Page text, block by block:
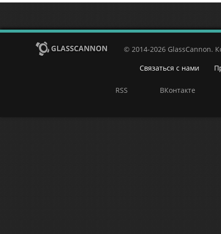
© 2014-2026 GlassCannon.
Связаться с нами
RSS ВКонтакте